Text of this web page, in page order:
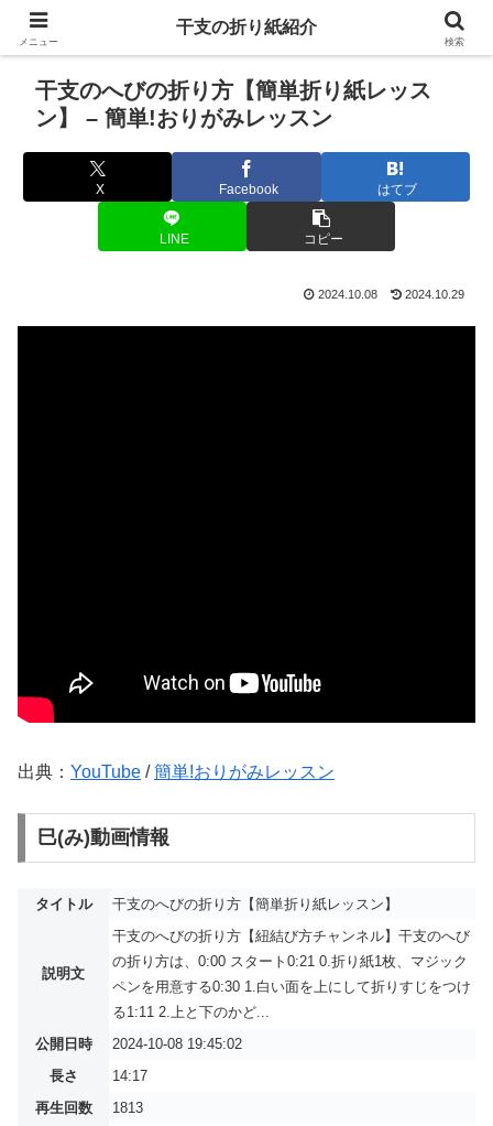
干支のへびの折り方【簡単折り紙レッス
ン】 – 簡単!おりがみレッスン
X Facebook はてブ
LINE コピー
2024.10.08 2024.10.29
出典： YouTube /簡単!おりがみレッスン
巳(み)動画情報
タイトル 干支のへびの折り方【簡単折り紙レッスン】
説明文
干支のへびの折り方【紐結び方チャンネル】干支のへび
の折り方は、0:00 スタート0:21 0.折り紙1枚、マジック
ペンを用意する0:30 1.白い面を上にして折りすじをつけ
る1:11 2.上と下のかど...
公開日時
2024-10-08 19:45:02
長さ
14:17
再生回数
1813
メニュー
干支の折り紙紹介
検索